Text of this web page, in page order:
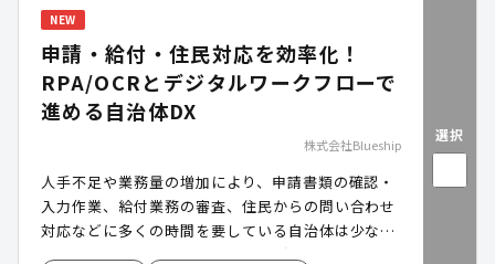
NEW
申請・給付・住民対応を効率化！
RPA/OCRとデジタルワークフローで
進める自治体DX
株式会社Blueship
人手不足や業務量の増加により、申請書類の確認・
入力作業、給付業務の審査、住民からの問い合わせ
対応などに多くの時間を要している自治体は少なく
ありません。また、紙とデジタルが混在した業務フ
選択